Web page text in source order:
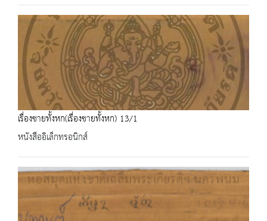
เรื่องชายทั้งหก(เรื่องชายทั้งหก) 13/1
หนังสืออิเล็กทรอนิกส์